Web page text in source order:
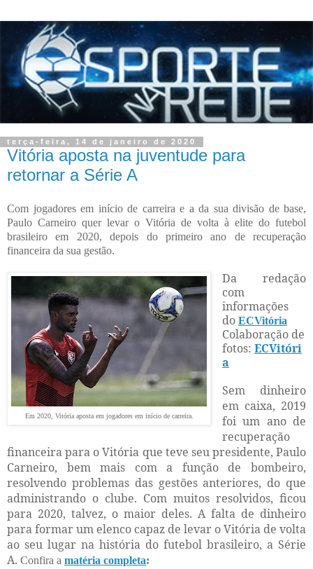
terça-feira, 14 de janeiro de 2020
Vitória aposta na juventude para
retornar a Série A
Com jogadores em início de carreira e a da sua divisão de base,
Paulo Carneiro quer levar o Vitória de volta à elite do futebol
brasileiro em 2020, depois do primeiro ano de recuperação
financeira da sua gestão.
Em 2020, Vitória aposta em jogadores em início de carreira.
Da redação
com
informações
do ECVitória
Colaboração de
fotos: ECVitóri
a
Sem dinheiro
em caixa, 2019
foi um ano de
recuperação
financeira para o Vitória que teve seu presidente, Paulo
Carneiro, bem mais com a função de bombeiro,
resolvendo problemas das gestões anteriores, do que
administrando o clube. Com muitos resolvidos, ficou
para 2020, talvez, o maior deles. A falta de dinheiro
para formar um elenco capaz de levar o Vitória de volta
ao seu lugar na história do futebol brasileiro, a Série
A. Confira a matéria completa: